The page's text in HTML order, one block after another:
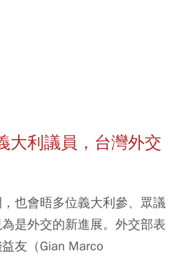
大利議員，台灣外交
也會晤多位義大利參、眾議
是外交的新進展。外交部表
友（Gian Marco